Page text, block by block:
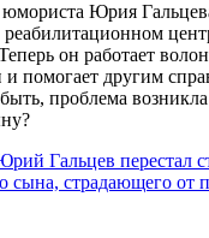
Юрия
он работает
и помогает другим
проблема возникла
Гальцев перестал
сына, страдающего от